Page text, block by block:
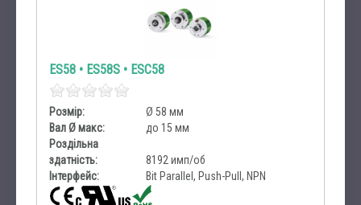
ES58 • ES58S • ESC58
Розмір:
Ø 58 мм
Вал Ø макс:
до 15 мм
Роздільна
здатність:
8192 имп/об
Інтерфейс:
Bit Parallel, Push-Pull, NPN